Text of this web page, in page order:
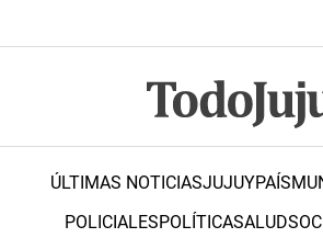
ÚLTIMAS NOTICIASJUJUYPAÍS
POLICIALESPOLÍTICASALUD